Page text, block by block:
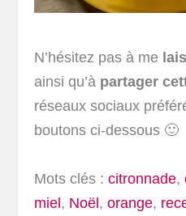
N’hésitez pas à me
ainsi qu’à partager
réseaux sociaux
boutons ci-dessous 🙂
Mots clés : citronnade,
miel, Noël,orange,